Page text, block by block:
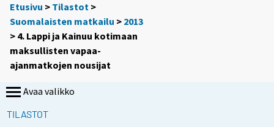
Etusivu > Tilastot >
Suomalaisten matkailu > 2013
> 4. Lappi ja Kainuu kotimaan
maksullisten vapaa-
ajanmatkojen nousijat
Avaa valikko
TILASTOT